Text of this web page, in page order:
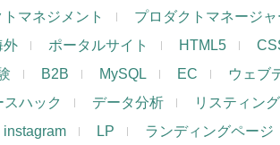
マネジメント プロダクトマネージャ
外 ポータルサイト HTML5
B2B MySQL EC ウェブ
スハック データ分析 リスティン
instagram LP ランディングページ